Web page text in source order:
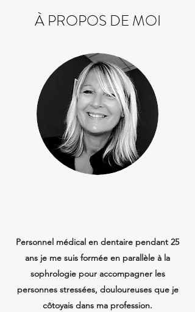
À PROPOS DE MOI
Personnel médical en dentaire pendant 25
ans je me suis formée en parallèle à la
sophrologie pour accompagner les
personnes stressées, douloureuses que je
côtoyais dans ma profession.